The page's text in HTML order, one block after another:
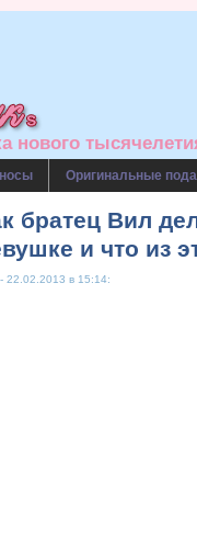
нового
Оригинальные
братец Вил
и что из
22.02.2013 в 15:14: